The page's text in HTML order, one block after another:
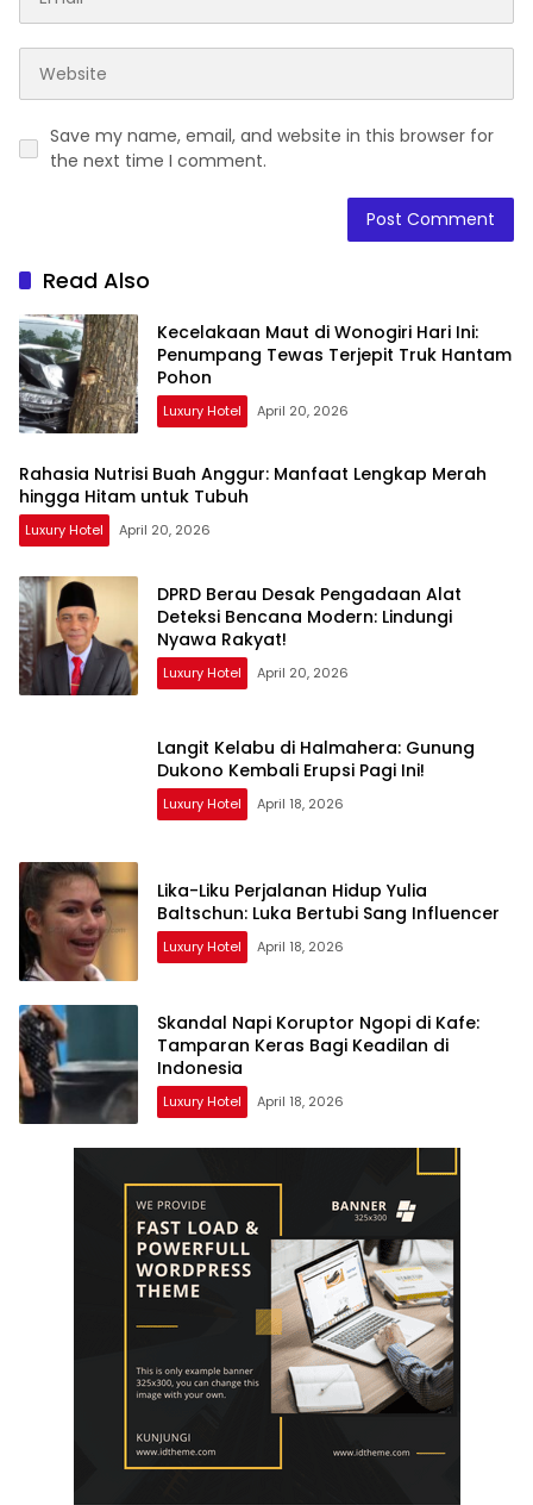
Save my name, email, and website in this browser for
the next time I comment.
Read Also
Kecelakaan Maut di Wonogiri Hari Ini:
Penumpang Tewas Terjepit Truk Hantam
Pohon
Luxury Hotel April 20, 2026
Rahasia Nutrisi Buah Anggur: Manfaat Lengkap Merah
hingga Hitam untuk Tubuh
Luxury Hotel April 20, 2026
DPRD Berau Desak Pengadaan Alat
Deteksi Bencana Modern: Lindungi
Nyawa Rakyat!
Luxury Hotel April 20, 2026
Langit Kelabu di Halmahera: Gunung
Dukono Kembali Erupsi Pagi Ini!
Luxury Hotel April 18, 2026
Lika-Liku Perjalanan Hidup Yulia
Baltschun: Luka Bertubi Sang Influencer
Luxury Hotel April 18, 2026
Skandal Napi Koruptor Ngopi di Kafe:
Tamparan Keras Bagi Keadilan di
Indonesia
Luxury Hotel April 18, 2026